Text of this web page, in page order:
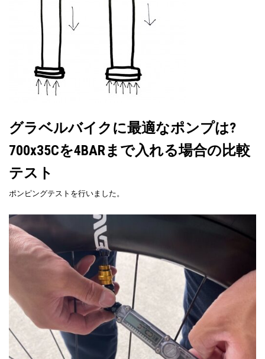
グラベルバイクに最適なポンプは?
700x35Cを4BARまで入れる場合の比較
テスト
ポンピングテストを行いました。